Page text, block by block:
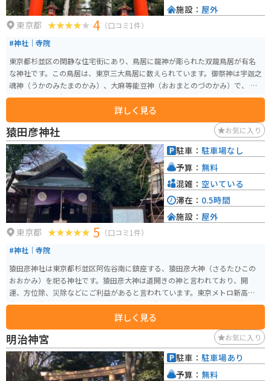
東京都 4 （口コミ1件）
#神社｜寺院
東京都杉並区の閑静な住宅街にあり、鳥居に龍神が彫られた双龍鳥居が有名
な神社です。この鳥居は、東京三大鳥居に数えられています。御祭神は宇迦之
魂神（うかのみたまのかみ）、大麻等能豆神（おおまとのづのかみ）で、 商
売繁盛、開運招福、五穀豊穣、良縁成就など多数のご利益があると言われて
「正一位足穂稲荷（たるほいなり）大明神」の神号を賜りました。現在は地
域住民に「馬橋稲荷（まばしいなり）」と親しまれ、静かな神域での結婚式
も増えているそうです。
詳しく見る
施設： 屋外
猿田彦神社 お気に入り
東京都 5 （口コミ1件）
#神社｜寺院
猿田彦神社は東京都杉並区阿佐谷南に鎮座する、猿田彦大神（さるたひこの
おおかみ）を祀る神社です。猿田彦大神は道開きの神と言われており、開
運、方位除、災除などにご利益があると言われています。東京メトロ新高円
寺駅から徒歩すぐの位置にあり、アクセスが便利です。 境内は開放的であり
ながらも、一歩足を踏み入れると落ち着いた雰囲気に包まれます。特に庚申
の日には、道開きの神様をお祀りする特別祈祷が執り行われ、多くの参拝者
で賑わいます。また、境内には2つの社殿があり、奥にある社殿では瓊瓊杵尊
も祀られています。歴史ある神社として、地元の住民だけでなく、遠方から訪
れる人々にも人気がある神社です。
詳しく見る
駐車： 駐車場なし
予算： 無料
混雑： 空いている
滞在： 0.5時間
施設： 屋外
明治神宮 お気に入り
駐車： 駐車場あり
予算： 無料